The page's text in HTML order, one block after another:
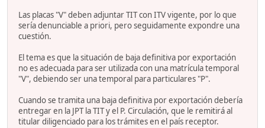
Las placas "V" deben adjuntar TIT con ITV vigente, por lo que
sería denunciable a priori, pero seguidamente expondre una
cuestión.
El tema es que la situación de baja definitiva por exportación
no es adecuada para ser utilizada con una matrícula temporal
"V", debiendo ser una temporal para particulares "P".
Cuando se tramita una baja definitiva por exportación debería
entregar en la JPT la TIT y el P. Circulación, que le remitirá al
titular diligenciado para los trámites en el país receptor.